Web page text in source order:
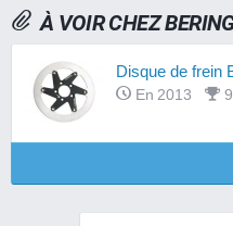
À VOIR CHEZ
Disque de frein
En 2013